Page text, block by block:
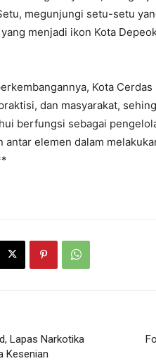
megunjungi setu-setu
menjadi ikon Kota
Kota
dan masyarakat,
berfungsi sebagai
elemen dalam
Lapas Narkotika
Kesenian